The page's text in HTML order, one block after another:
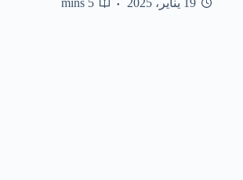
19 يناير، 2025 5 mins